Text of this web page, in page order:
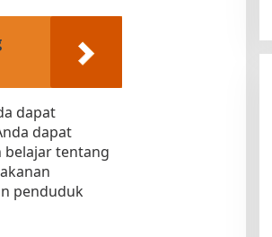
dapat
dapat
belajar tentang
penduduk